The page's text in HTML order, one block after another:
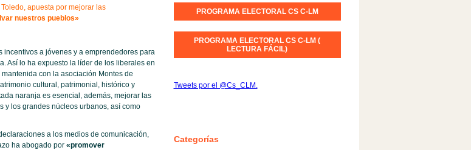
apuesta por mejorar las
nuestros pueblos»
a jóvenes y a emprendedores para
Así lo ha expuesto la líder de los liberales en
con la asociación Montes de
cultural, patrimonial, histórico y
naranja es esencial, además, mejorar las
y los grandes núcleos urbanos, así como
a los medios de comunicación,
ha abogado por «promover
PROGRAMA ELECTORAL CS C-LM
PROGRAMA ELECTORAL CS C-LM (
LECTURA FÁCIL)
Tweets por el @Cs_CLM.
Categorías